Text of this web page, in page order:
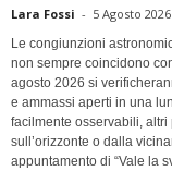
Lara Fossi - 5 Agosto 2026
Le congiunzioni
non sempre coincidono
agosto 2026 si
e ammassi aperti in una
facilmente osservabili,
sull’orizzonte o dalla
appuntamento di “Vale la